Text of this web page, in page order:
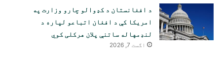
د افغانستان د کډوالو چارو وزارت په
امریکا کې د افغان اتباعو لپاره د
لنډمهاله ساتنې پلان هرکلی کوي
اگست 7, 2026